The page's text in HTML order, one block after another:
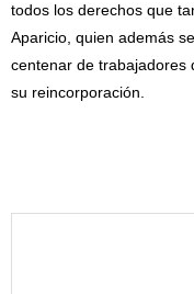
todos los derechos que
Aparicio, quien además
centenar de trabajadores
su reincorporación.